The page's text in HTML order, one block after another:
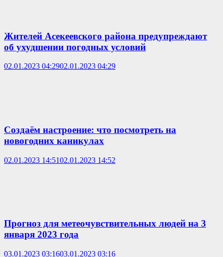
Жителей Асекеевского района предупреждают
об ухудшении погодных условий
02.01.2023 04:2902.01.2023 04:29
Создаём настроение: что посмотреть на
новогодних каникулах
02.01.2023 14:5102.01.2023 14:52
Прогноз для метеочувствительных людей на 3
января 2023 года
03.01.2023 03:1603.01.2023 03:16